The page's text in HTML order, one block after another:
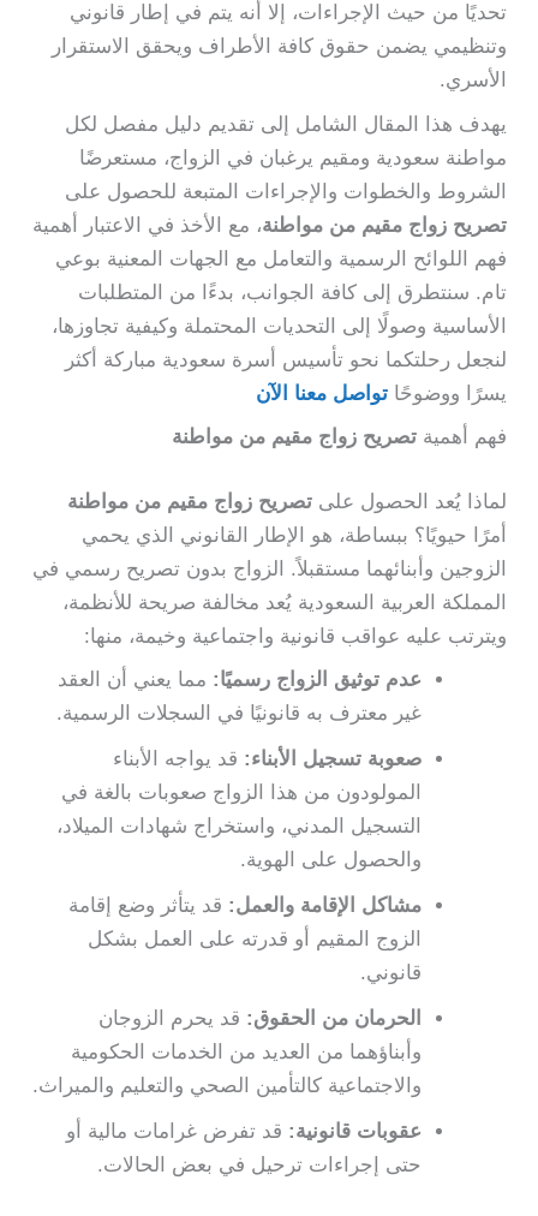
تحديًا من حيث الإجراءات، إلا أنه يتم في إطار قانوني
وتنظيمي يضمن حقوق كافة الأطراف ويحقق الاستقرار
الأسري.
يهدف هذا المقال الشامل إلى تقديم دليل مفصل لكل
مواطنة سعودية ومقيم يرغبان في الزواج، مستعرضًا
الشروط والخطوات والإجراءات المتبعة للحصول على
تصريح زواج مقيم من مواطنة، مع الأخذ في الاعتبار أهمية
فهم اللوائح الرسمية والتعامل مع الجهات المعنية بوعي
تام. سنتطرق إلى كافة الجوانب، بدءًا من المتطلبات
الأساسية وصولًا إلى التحديات المحتملة وكيفية تجاوزها،
لنجعل رحلتكما نحو تأسيس أسرة سعودية مباركة أكثر
يسرًا ووضوحًاتواصل معنا الآن
فهم أهميةتصريح زواج مقيم من مواطنة
لماذا يُعد الحصول علىتصريح زواج مقيم من مواطنة
أمرًا حيويًا؟ ببساطة، هو الإطار القانوني الذي يحمي
الزوجين وأبنائهما مستقبلاً. الزواج بدون تصريح رسمي في
المملكة العربية السعودية يُعد مخالفة صريحة للأنظمة،
ويترتب عليه عواقب قانونية واجتماعية وخيمة، منها:
عدم توثيق الزواج رسميًا: مما يعني أن العقد
غير معترف به قانونيًا في السجلات الرسمية.
صعوبة تسجيل الأبناء: قد يواجه الأبناء
المولودون من هذا الزواج صعوبات بالغة في
التسجيل المدني، واستخراج شهادات الميلاد،
والحصول على الهوية.
مشاكل الإقامة والعمل: قد يتأثر وضع إقامة
الزوج المقيم أو قدرته على العمل بشكل
قانوني.
الحرمان من الحقوق: قد يحرم الزوجان
وأبناؤهما من العديد من الخدمات الحكومية
والاجتماعية كالتأمين الصحي والتعليم والميراث.
عقوبات قانونية: قد تفرض غرامات مالية أو
حتى إجراءات ترحيل في بعض الحالات.